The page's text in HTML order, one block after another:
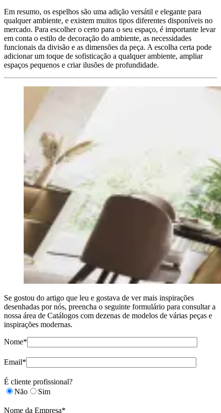
Em resumo, os espelhos são uma adição versátil e elegante para
qualquer ambiente, e existem muitos tipos diferentes disponíveis no
mercado. Para escolher o certo para o seu espaço, é importante levar
em conta o estilo de decoração do ambiente, as necessidades
funcionais da divisão e as dimensões da peça. A escolha certa pode
adicionar um toque de sofisticação a qualquer ambiente, ampliar
espaços pequenos e criar ilusões de profundidade.
Se gostou do artigo que leu e gostava de ver mais inspirações
desenhadas por nós, preencha o seguinte formulário para consultar a
nossa área de Catálogos com dezenas de modelos de várias peças e
inspirações modernas.
Nome*
Email*
É cliente profissional?
Não
Sim
Nome da Empresa*